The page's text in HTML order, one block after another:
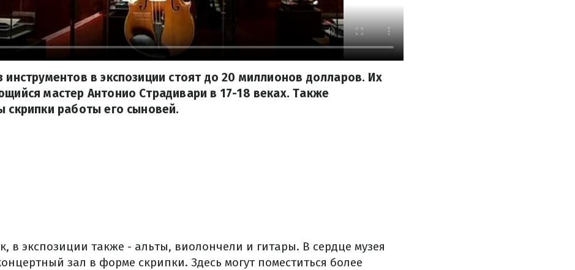
инструментов в экспозиции стоят до 20 миллионов долларов. Их
мастер Антонио Страдивари в 17-18 веках. Также
скрипки работы его сыновей.
в экспозиции также - альты, виолончели и гитары. В сердце музея
зал в форме скрипки. Здесь могут поместиться более